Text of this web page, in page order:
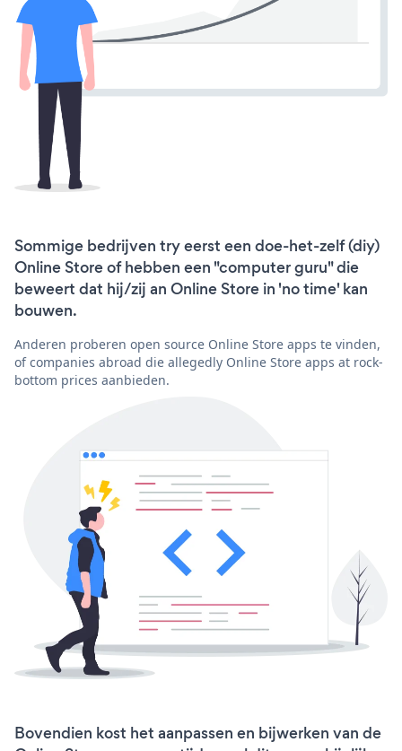
Sommige bedrijven try eerst een doe-het-zelf (diy)
Online Store of hebben een "computer guru" die
beweert dat hij/zij an Online Store in 'no time' kan
bouwen.
Anderen proberen open source Online Store apps te vinden,
of companies abroad die allegedly Online Store apps at rock-
bottom prices aanbieden.
Bovendien kost het aanpassen en bijwerken van de